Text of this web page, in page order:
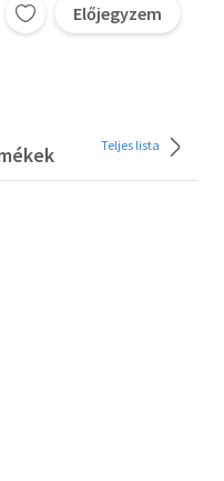
Előjegyzem
Teljes lista